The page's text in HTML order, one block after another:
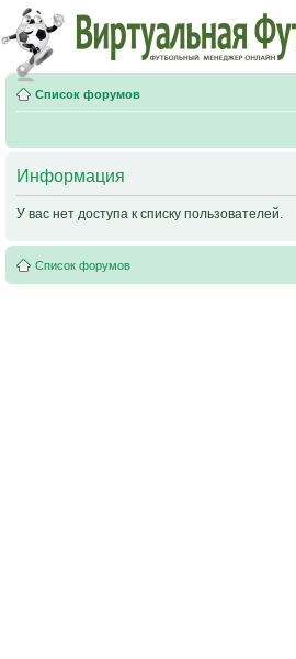
Список форумов
Информация
У вас нет доступа к списку пользователей.
Список форумов